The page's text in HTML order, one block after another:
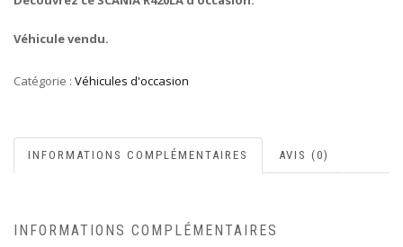
Véhicule vendu.
Catégorie : Véhicules d'occasion
INFORMATIONS COMPLÉMENTAIRES AVIS (0)
INFORMATIONS COMPLÉMENTAIRES